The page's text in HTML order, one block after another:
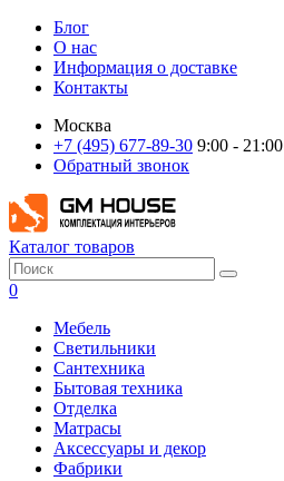
Блог
О нас
Информация о доставке
Контакты
Москва
+7 (495) 677-89-30 9:00 - 21:00
Обратный звонок
Каталог товаров
0
Мебель
Светильники
Сантехника
Бытовая техника
Отделка
Матрасы
Аксессуары и декор
Фабрики